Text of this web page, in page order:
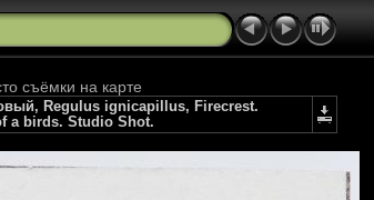
съёмки на карте
Regulus ignicapillus, Firecrest.
a birds. Studio Shot.